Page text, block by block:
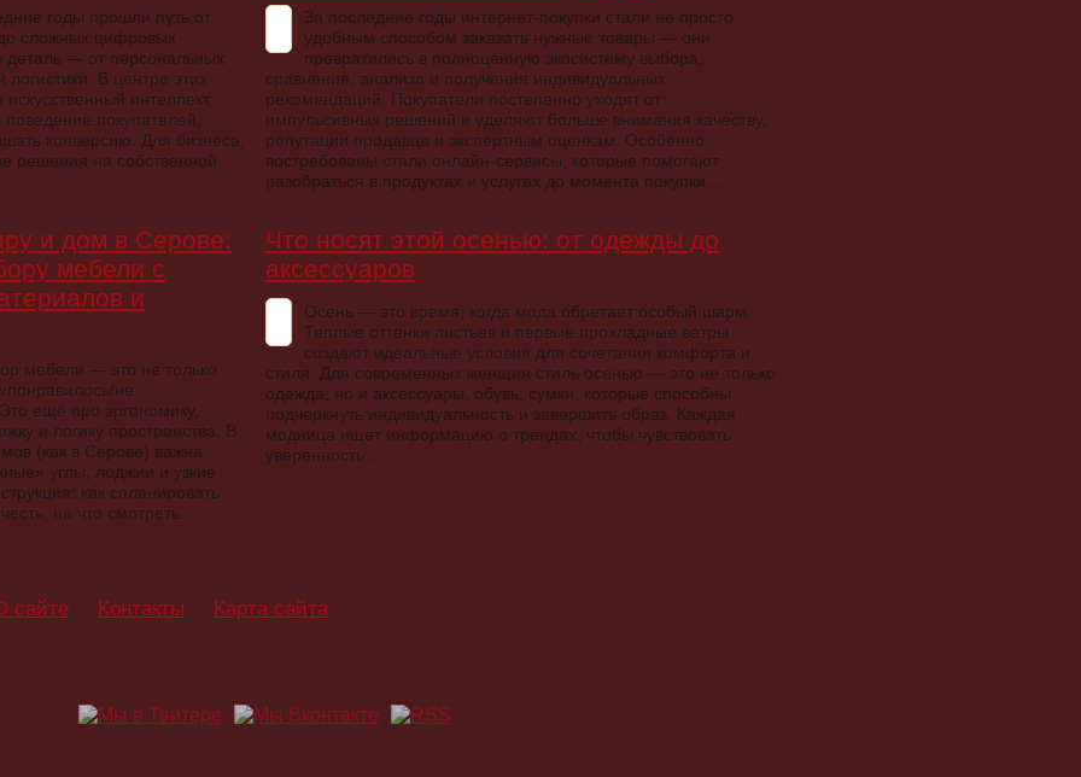
годы прошли путь от
сложных цифровых
деталь — от персональных
В центре этих
интеллект,
покупателей,
конверсию. Для бизнеса,
решения на собственной
За последние годы интернет-покупки стали не просто
удобным способом заказать нужные товары — они
превратились в полноценную экосистему выбора,
сравнения, анализа и получения индивидуальных
рекомендаций. Покупатели постепенно уходят от
импульсивных решений и уделяют больше внимания качеству,
репутации продавца и экспертным оценкам. Особенно
востребованы стали онлайн-сервисы, которые помогают
разобраться в продуктах и услугах до момента покупки….
и дом в Серове:
мебели с
и
мебели — это не только
не
ещё про эргономику,
и логику пространства. В
(как в Серове) важна
углы, лоджии и узкие
как спланировать
на что смотреть…
Что носят этой осенью: от одежды до
аксессуаров
Осень — это время, когда мода обретает особый шарм.
Теплые оттенки листьев и первые прохладные ветры
создают идеальные условия для сочетания комфорта и
стиля. Для современных женщин стиль осенью — это не только
одежда, но и аксессуары, обувь, сумки, которые способны
подчеркнуть индивидуальность и завершить образ. Каждая
модница ищет информацию о трендах, чтобы чувствовать
уверенность…
сайте Контакты Карта сайта